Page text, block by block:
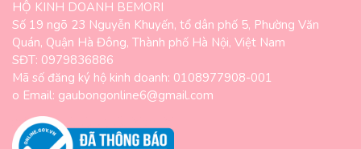
HỘ KINH DOANH BEMORI
Số 19 ngõ 23 Nguyễn Khuyến, tổ dân phố 5, Phường Văn
Quán, Quận Hà Đông, Thành phố Hà Nội, Việt Nam
SĐT: 0979836886
Mã số đăng ký hộ kinh doanh: 0108977908-001
o Email: gaubongonline6@gmail.com